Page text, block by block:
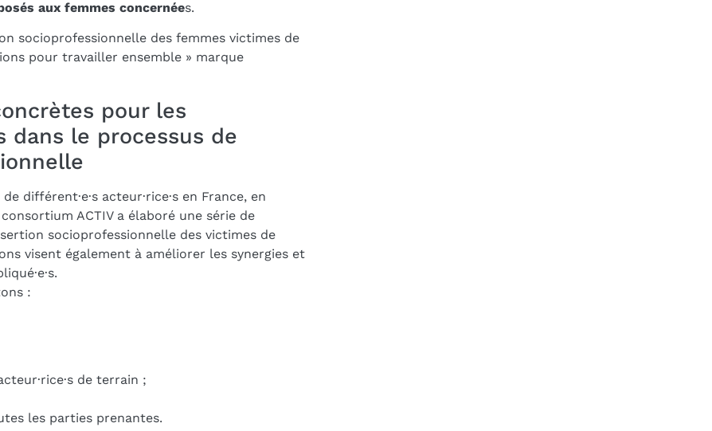
aux femmes concernées.
socioprofessionnelle des femmes victimes de
pour travailler ensemble » marque
pour les
dans le processus de
différent·e·s acteur·rice·s en France, en
ACTIV a élaboré une série de
socioprofessionnelle des victimes de
visent également à améliorer les synergies et
:
de terrain ;
les parties prenantes.